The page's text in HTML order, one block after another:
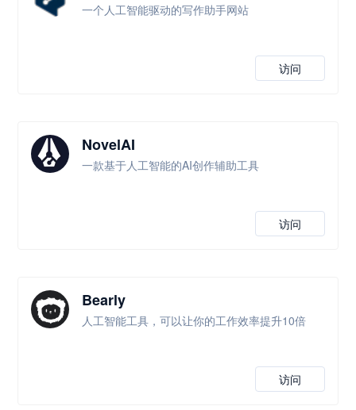
一个人工智能驱动的写作助手网站
访问
NovelAI
一款基于人工智能的AI创作辅助工具
访问
Bearly
人工智能工具，可以让你的工作效率提升10倍
访问